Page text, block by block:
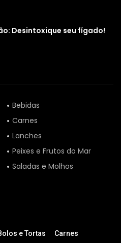
Desintoxique seu fígado!
Bebidas
Carnes
Lanches
Peixes e Frutos do Mar
Saladas e Molhos
e Tortas Carnes